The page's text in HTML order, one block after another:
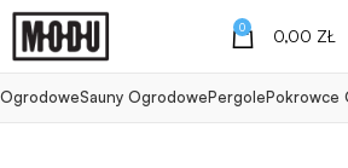
0 0,00 ZŁ
Sauny OgrodowePergolePokrowce